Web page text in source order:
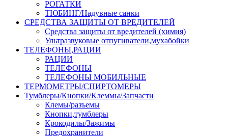
РОГАТКИ
ТЮБИНГ/Надувные санки
СРЕДСТВА ЗАЩИТЫ ОТ ВРЕДИТЕЛЕЙ
Средства защиты от вредителей (химия)
Ультразвуковые отпугиватели,мухабойки
ТЕЛЕФОНЫ,РАЦИИ
РАЦИИ
ТЕЛЕФОНЫ
ТЕЛЕФОНЫ МОБИЛЬНЫЕ
ТЕРМОМЕТРЫ/СПИРТОМЕРЫ
Тумблеры/Кнопки/Клеммы/Запчасти
Клемы/разъемы
Кнопки,тумблеры
Крокодилы/Зажимы
Предохранители